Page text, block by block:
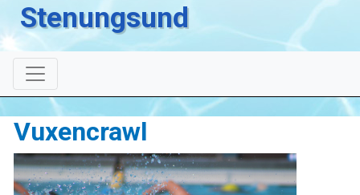
Stenungsund
Vuxencrawl